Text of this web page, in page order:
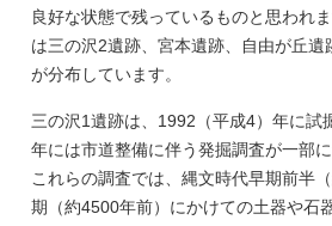
良好な状態で残っているものと思われ
は三の沢2遺跡、宮本遺跡、自由が丘遺
が分布しています。
三の沢1遺跡は、1992（平成4）年に試
年には市道整備に伴う発掘調査が一部
これらの調査では、縄文時代早期前半
期（約4500年前）にかけての土器や石